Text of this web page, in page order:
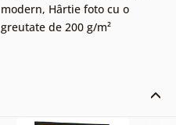
modern, Hârtie foto cu o
greutate de 200 g/m²